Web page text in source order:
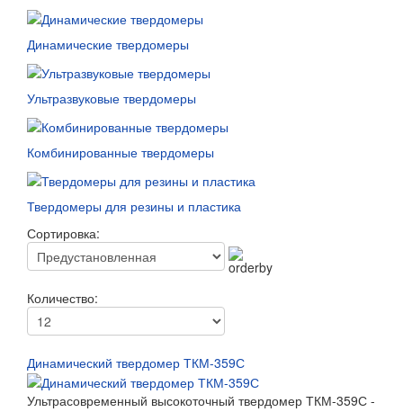
Динамические твердомеры
Ультразвуковые твердомеры
Комбинированные твердомеры
Твердомеры для резины и пластика
Сортировка:
Количество:
Динамический твердомер ТКМ-359С
Ультрасовременный высокоточный твердомер ТКМ-359С -